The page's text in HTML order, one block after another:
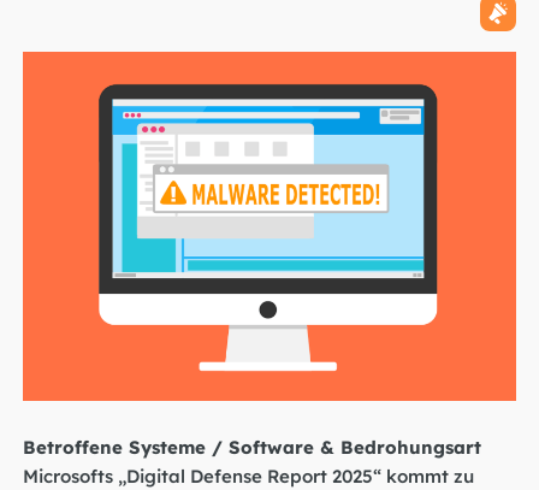
Betroffene Systeme / Software & Bedrohungsart
Microsofts „Digital Defense Report 2025“ kommt zu